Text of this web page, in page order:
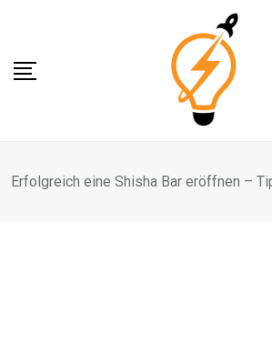
content
Erfolgreich eine Shisha Bar eröffnen –